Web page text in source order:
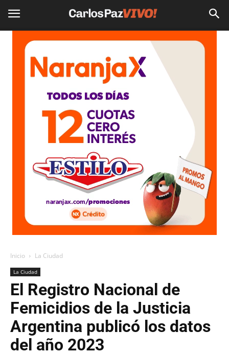
Inicio La Ciudad
La Ciudad
El Registro Nacional de
Femicidios de la Justicia
Argentina publicó los datos
del año 2023